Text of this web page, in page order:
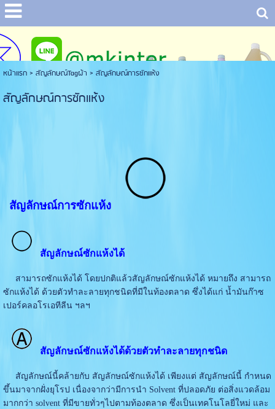
หน้าแรก> สัญลักษณ์Tagผ้า > สัญลักษณ์การซักแห้ง
สัญลักษณ์การซักแห้ง
สัญลักษณ์การซักแห้ง
สัญลักษณ์ซักแห้งได้
สามารถซักแห้งได้ โดยปกติแล้วสัญลักษณ์ซักแห้งได้ หมายถึง สามารถ
ซักแห้งได้ ด้วยตัวทำละลายทุกชนิดที่มีในท้องตลาด ซึ่งได้แก่ น้ำมันก๊าซ
เปอร์คลอโรเอทีลีน ฯลฯ
สัญลักษณ์ซักแห้งได้ด้วยตัวทำละลายทุกชนิด
สัญลักษณ์นี้คล้ายกับ สัญลักษณ์ซักแห้งได้ เพียงแต่ สัญลักษณ์นี้ กำหนด
ขึ้นมาจากฝั่งยุโรป เนื่องจากว่ามีการนำ Solvent ที่ปลอดภัย ต่อสิ่งแวดล้อม
มากกว่า solvent ที่มีขายทั่วๆไปตามท้องตลาด ซึ่งเป็นเทคโนโลยี่ใหม่ และ